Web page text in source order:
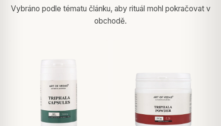
Vybráno podle tématu článku, aby rituál mohl pokračovat v
obchodě.